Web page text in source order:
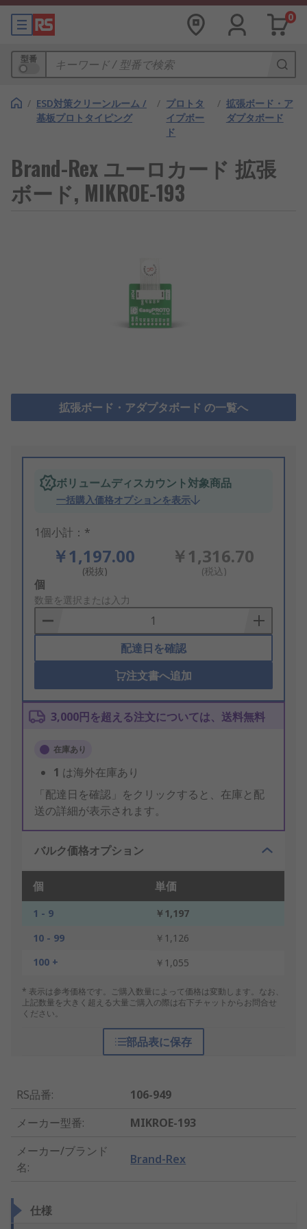
0
型番
/ ESD対策クリーンルーム /
基板プロトタイピング
/ プロトタ
イプボー
ド
/ 拡張ボード・ア
ダプタボード
Brand-Rex ユーロカード 拡張
ボード, MIKROE-193
拡張ボード・アダプタボード の一覧へ
ボリュームディスカウント対象商品
一括購入価格オプションを表示
1個小計：*
￥1,197.00
(税抜)
￥1,316.70
(税込)
Add
to
Basket
個
数量を選択または入力
配達日を確認
注文書へ追加
3,000円を超える注文については、送料無料
在庫あり
1 は海外在庫あり
「配達日を確認」をクリックすると、在庫と配
送の詳細が表示されます。
バルク価格オプション
個 単価
1 - 9
￥1,197
10 - 99
￥1,126
100 +
￥1,055
* 表示は参考価格です。ご購入数量によって価格は変動します。なお、
上記数量を大きく超える大量ご購入の際は右下チャットからお問合せ
ください。
部品表に保存
RS品番:
106-949
メーカー型番:
MIKROE-193
メーカー/ブランド
名:
Brand-Rex
仕様